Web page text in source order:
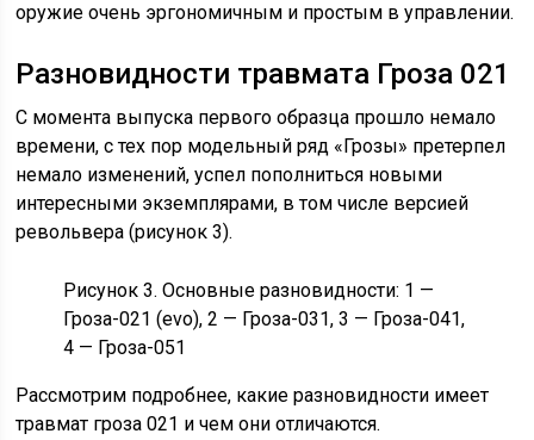
оружие очень эргономичным и простым в управлении.
Разновидности травмата Гроза 021
С момента выпуска первого образца прошло немало
времени, с тех пор модельный ряд «Грозы» претерпел
немало изменений, успел пополниться новыми
интересными экземплярами, в том числе версией
револьвера (рисунок 3).
Рисунок 3. Основные разновидности: 1 —
Гроза-021 (evo), 2 — Гроза-031, 3 — Гроза-041,
4 — Гроза-051
Рассмотрим подробнее, какие разновидности имеет
травмат гроза 021 и чем они отличаются.